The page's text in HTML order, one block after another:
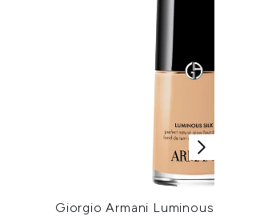
Giorgio Armani Luminous Silk